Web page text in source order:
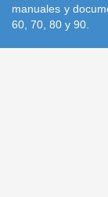
manuales y
60, 70, 80 y 90.